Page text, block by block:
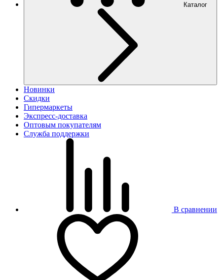
Каталог
Новинки
Скидки
Гипермаркеты
Экспресс-доставка
Оптовым покупателям
Служба поддержки
В сравнении